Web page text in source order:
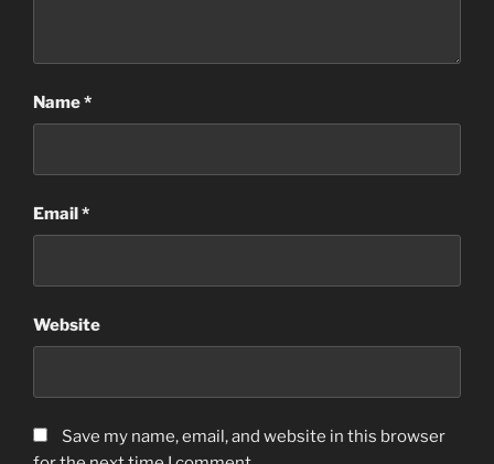
Name*
Email*
Website
Save my name, email, and website in this browser